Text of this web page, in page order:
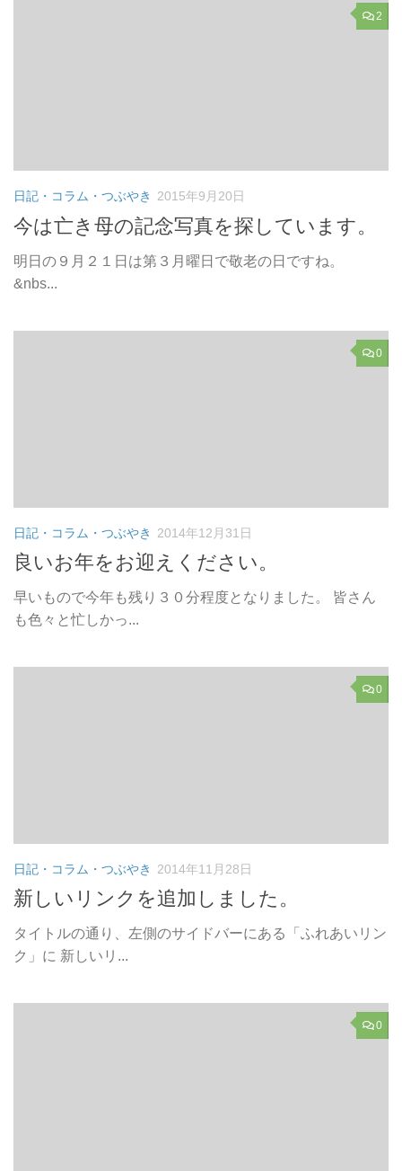
2
日記・コラム・つぶやき 2015年9月20日
今は亡き母の記念写真を探しています。
明日の９月２１日は第３月曜日で敬老の日ですね。
&nbs...
0
日記・コラム・つぶやき 2014年12月31日
良いお年をお迎えください。
早いもので今年も残り３０分程度となりました。 皆さん
も色々と忙しかっ...
0
日記・コラム・つぶやき 2014年11月28日
新しいリンクを追加しました。
タイトルの通り、左側のサイドバーにある「ふれあいリン
ク」に 新しいリ...
0